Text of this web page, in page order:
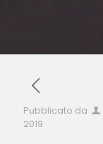
Pubblicato da
2019